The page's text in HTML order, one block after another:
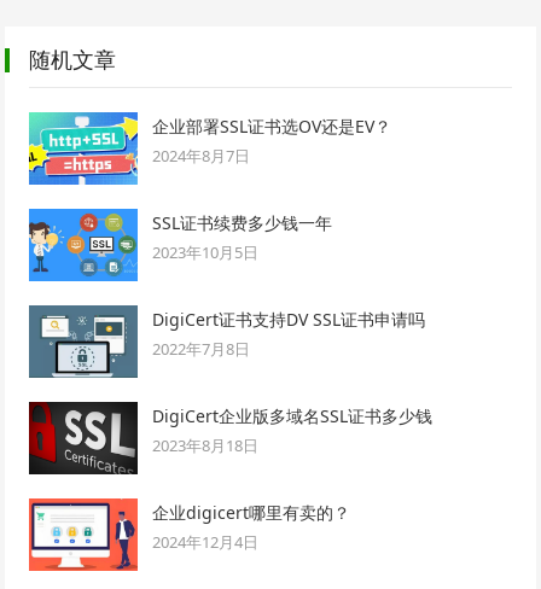
随机文章
企业部署SSL证书选OV还是EV？
2024年8月7日
SSL证书续费多少钱一年
2023年10月5日
DigiCert证书支持DV SSL证书申请吗
2022年7月8日
DigiCert企业版多域名SSL证书多少钱
2023年8月18日
企业digicert哪里有卖的？
2024年12月4日